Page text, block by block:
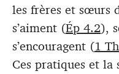
les frères et sœurs
s’aiment (Ép 4.2),
s’encouragent (1
Ces pratiques et la